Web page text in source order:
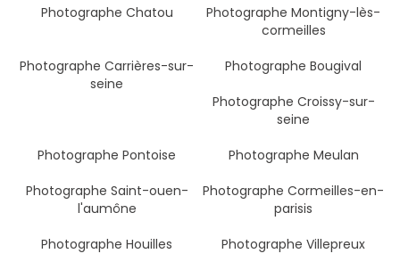
Photographe Chatou
Photographe Montigny-lès-
cormeilles
Photographe Carrières-sur-
seine
Photographe Bougival
Photographe Croissy-sur-
seine
Photographe Pontoise
Photographe Meulan
Photographe Saint-ouen-
l'aumône
Photographe Cormeilles-en-
parisis
Photographe Houilles
Photographe Villepreux